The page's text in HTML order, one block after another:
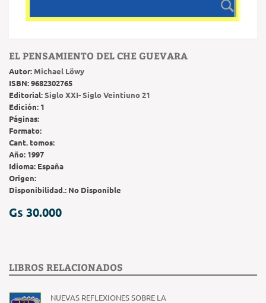
EL PENSAMIENTO DEL CHE GUEVARA
Autor: Michael Löwy
ISBN:9682302765
Editorial:Siglo XXI- Siglo Veintiuno 21
Edición: 1
Páginas:
Formato:
Cant. tomos:
Año: 1997
Idioma: España
Origen:
Disponibilidad.: No Disponible
Gs 30.000
LIBROS RELACIONADOS
NUEVAS REFLEXIONES SOBRE LA